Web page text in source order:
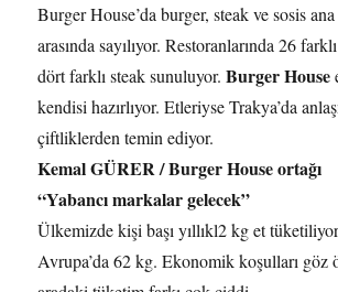
Burger House’da burger, steak ve sosis
arasında sayılıyor. Restoranlarında 26
dört farklı steak sunuluyor.Burger House
kendisi hazırlıyor. Etleriyse Trakya’da
çiftliklerden temin ediyor.
Kemal GÜRER / Burger House ortağı
“Yabancı markalar gelecek”
Ülkemizde kişi başı yıllıkl2 kg et
Avrupa’da 62 kg. Ekonomik koşulları göz